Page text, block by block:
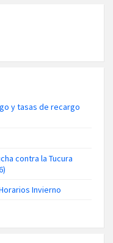
y tasas de recargo
contra la Tucura
Invierno